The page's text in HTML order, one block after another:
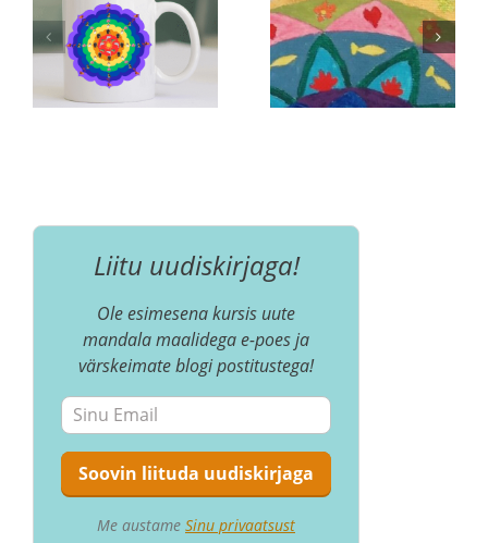
Liitu uudiskirjaga!
Ole esimesena kursis uute
mandala maalidega e-poes ja
värskeimate blogi postitustega!
Me austame Sinu privaatsust